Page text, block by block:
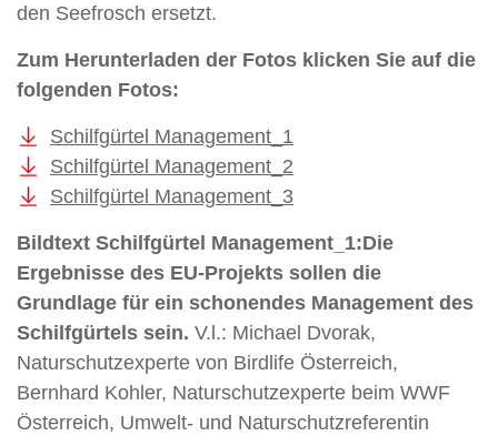
den Seefrosch ersetzt.
Zum Herunterladen der Fotos klicken Sie auf die
folgenden Fotos:
Schilfgürtel Management_1
Schilfgürtel Management_2
Schilfgürtel Management_3
Bildtext Schilfgürtel Management_1:Die
Ergebnisse des EU-Projekts sollen die
Grundlage für ein schonendes Management des
Schilfgürtels sein. V.l.: Michael Dvorak,
Naturschutzexperte von Birdlife Österreich,
Bernhard Kohler, Naturschutzexperte beim WWF
Österreich, Umwelt- und Naturschutzreferentin